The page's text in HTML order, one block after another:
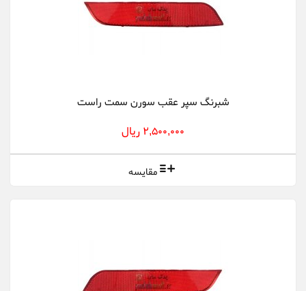
شبرنگ سپر عقب سورن سمت راست
2,500,000 ریال
مقایسه